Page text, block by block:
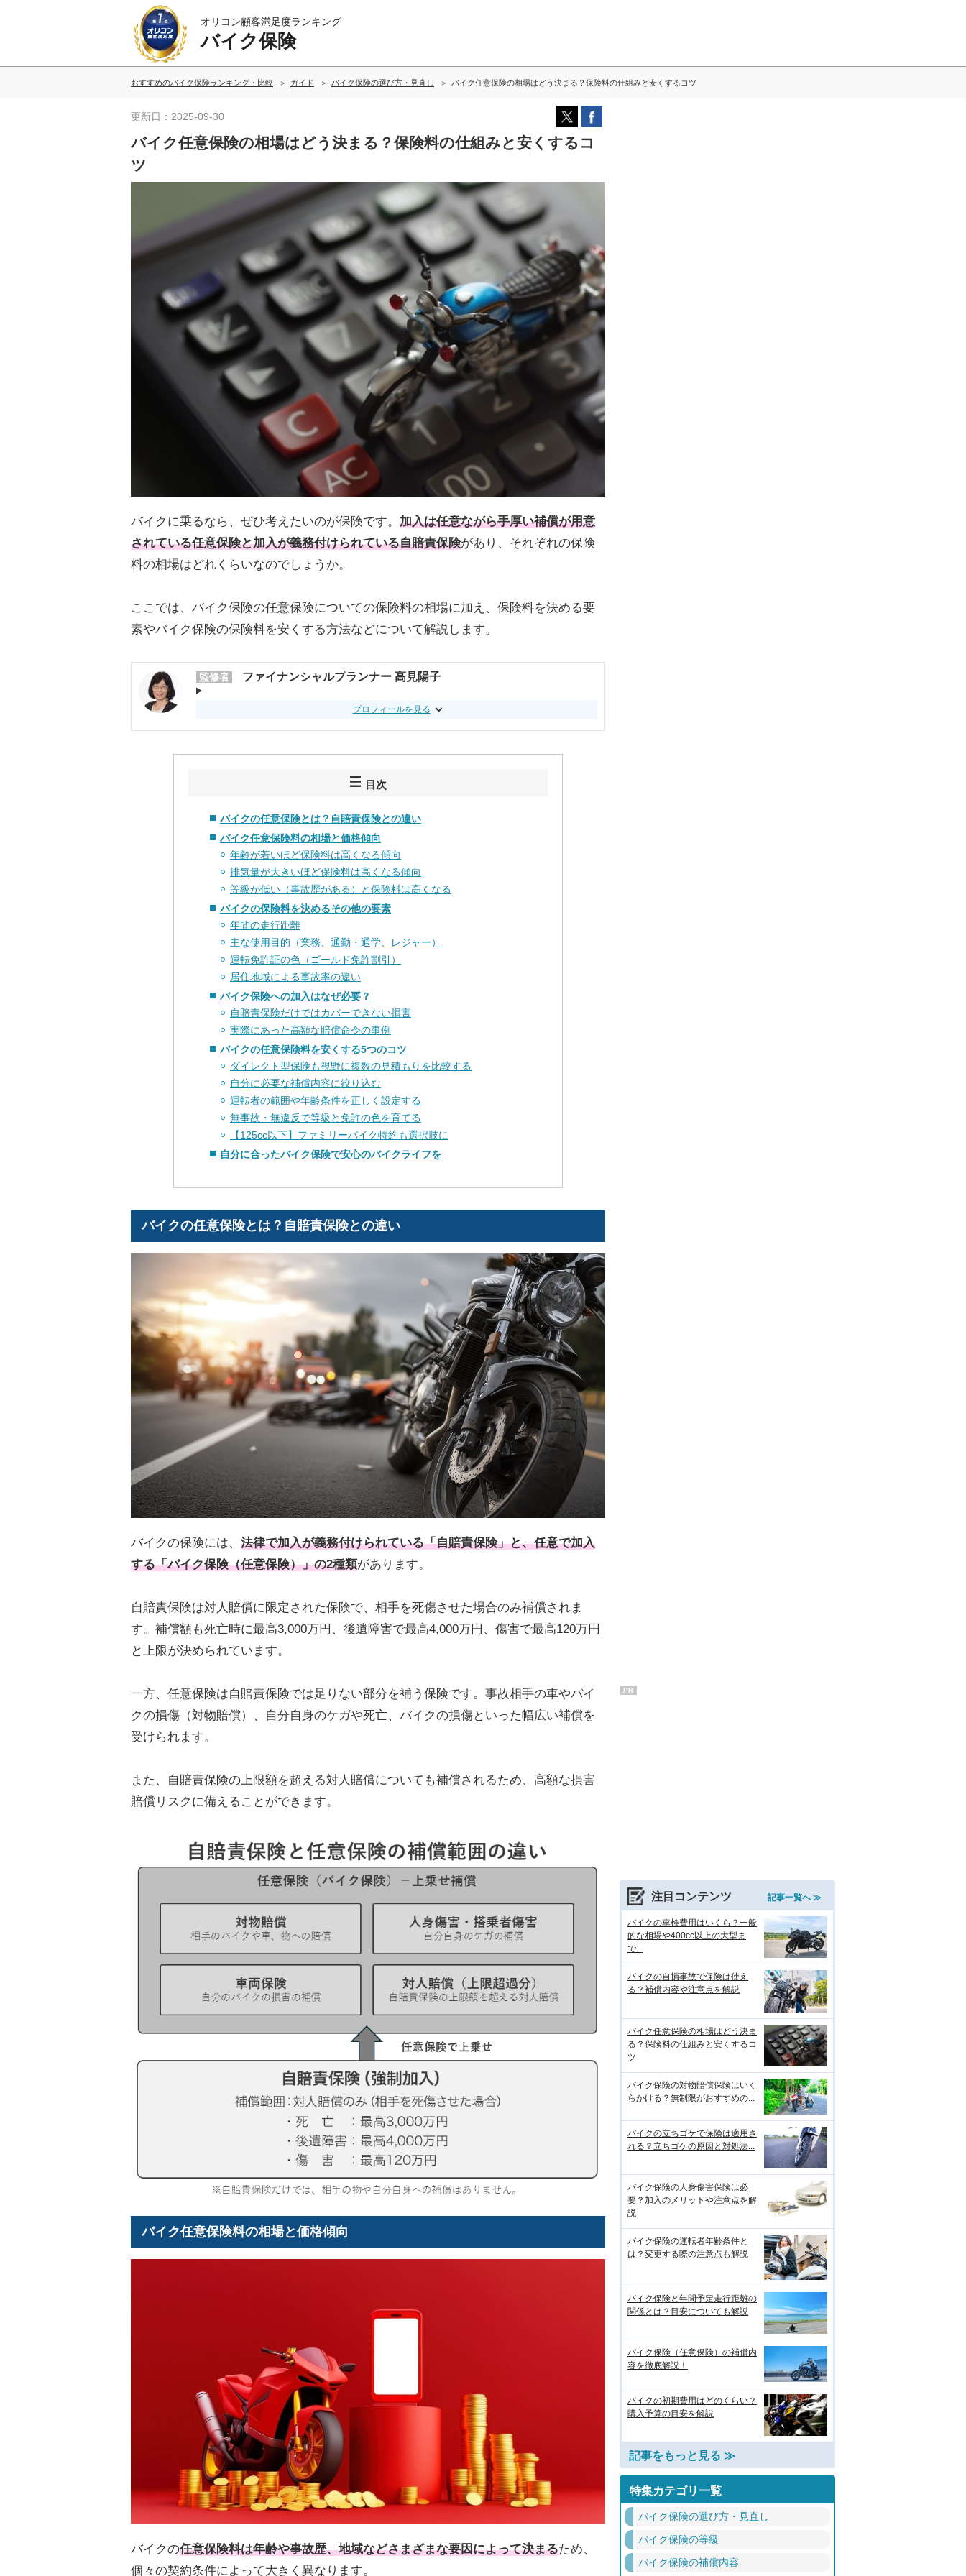
オリコン顧客満足度ランキング
バイク保険
おすすめのバイク保険ランキング・比較 ガイド バイク保険の選び方・見直し バイク任意保険の相場はどう決まる？保険料の仕組みと安くするコツ
更新日：2025-09-30
バイク任意保険の相場はどう決まる？保険料の仕組みと安くするコ
ツ
バイクに乗るなら、ぜひ考えたいのが保険です。 加入は任意ながら手厚い補償が用意
されている任意保険と加入が義務付けられている自賠責保険があり、それぞれの保険
料の相場はどれくらいなのでしょうか。
ここでは、バイク保険の任意保険についての保険料の相場に加え、保険料を決める要
素やバイク保険の保険料を安くする方法などについて解説します。
監修者 ファイナンシャルプランナー 高見陽子
プロフィールを見る
目次
バイクの任意保険とは？自賠責保険との違い
バイク任意保険料の相場と価格傾向
年齢が若いほど保険料は高くなる傾向
排気量が大きいほど保険料は高くなる傾向
等級が低い（事故歴がある）と保険料は高くなる
バイクの保険料を決めるその他の要素
年間の走行距離
主な使用目的（業務、通勤・通学、レジャー）
運転免許証の色（ゴールド免許割引）
居住地域による事故率の違い
バイク保険への加入はなぜ必要？
自賠責保険だけではカバーできない損害
実際にあった高額な賠償命令の事例
バイクの任意保険料を安くする5つのコツ
ダイレクト型保険も視野に複数の見積もりを比較する
自分に必要な補償内容に絞り込む
運転者の範囲や年齢条件を正しく設定する
無事故・無違反で等級と免許の色を育てる
【125cc以下】ファミリーバイク特約も選択肢に
自分に合ったバイク保険で安心のバイクライフを
バイクの任意保険とは？自賠責保険との違い
バイクの保険には、 法律で加入が義務付けられている「自賠責保険」と、任意で加入
する「バイク保険（任意保険）」の2種類があります。
自賠責保険は対人賠償に限定された保険で、相手を死傷させた場合のみ補償されま
す。補償額も死亡時に最高3,000万円、後遺障害で最高4,000万円、傷害で最高120万円
と上限が決められています。
一方、任意保険は自賠責保険では足りない部分を補う保険です。事故相手の車やバイ
クの損傷（対物賠償）、自分自身のケガや死亡、バイクの損傷といった幅広い補償を
受けられます。
また、自賠責保険の上限額を超える対人賠償についても補償されるため、高額な損害
賠償リスクに備えることができます。
バイク任意保険料の相場と価格傾向
バイクの任意保険料は年齢や事故歴、地域などさまざまな要因によって決まるため、
個々の契約条件によって大きく異なります。
PR
注目コンテンツ 記事一覧へ ≫
バイクの車検費用はいくら？一般
的な相場や400cc以上の大型ま
で...
バイクの自損事故で保険は使え
る？補償内容や注意点を解説
バイク任意保険の相場はどう決ま
る？保険料の仕組みと安くするコ
ツ
バイク保険の対物賠償保険はいく
らかける？無制限がおすすめの...
バイクの立ちゴケで保険は適用さ
れる？立ちゴケの原因と対処法...
バイク保険の人身傷害保険は必
要？加入のメリットや注意点を解
説
バイク保険の運転者年齢条件と
は？変更する際の注意点も解説
バイク保険と年間予定走行距離の
関係とは？目安についても解説
バイク保険（任意保険）の補償内
容を徹底解説！
バイクの初期費用はどのくらい？
購入予算の目安を解説
記事をもっと見る ≫
特集カテゴリ一覧
バイク保険の選び方・見直し
バイク保険の等級
バイク保険の補償内容